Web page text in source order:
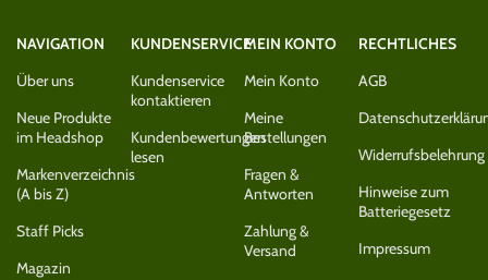
NAVIGATION
Über uns
Neue Produkte
im Headshop
Markenverzeichnis
(A bis Z)
Staff Picks
Magazin
KUNDENSERVICE
Kundenservice
kontaktieren
Kundenbewertungen
lesen
MEIN KONTO
Mein Konto
Meine
Bestellungen
Fragen &
Antworten
Zahlung &
Versand
RECHTLICHES
AGB
Widerrufsbelehrung
Hinweise zum
Batteriegesetz
Impressum